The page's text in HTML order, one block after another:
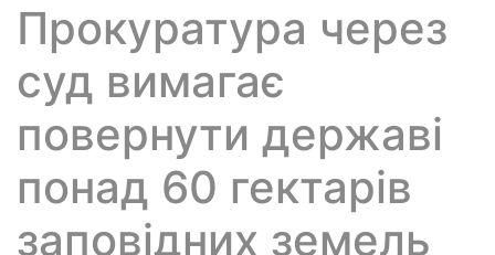
Прокуратура через
суд вимагає
повернути державі
понад 60 гектарів
заповідних земель